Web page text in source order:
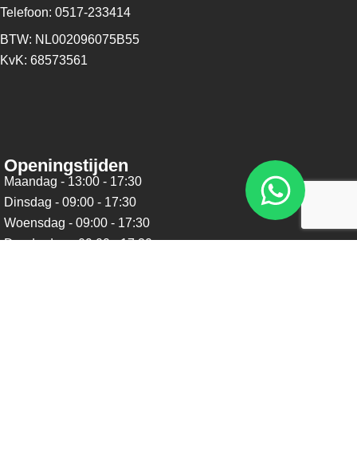
Telefoon: 0517-233414
BTW: NL002096075B55
KvK: 68573561
Openingstijden
Maandag - 13:00 - 17:30
Dinsdag - 09:00 - 17:30
Woensdag - 09:00 - 17:30
Donderdag - 09:00 - 17:30